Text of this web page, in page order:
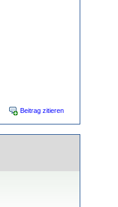
Beitrag zitieren